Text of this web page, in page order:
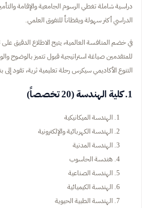
دراسية شاملة تغطي الرسوم الجامعية والإقامة
الدراسي أكثر سهولة ويقظاناً للتفوق العلمي.
في خضم المنافسة العالمية، يتيح الاطلاع الدقيق
للمتقدمين صياغة استراتيجية قبول تتميز بالوضوح
التنوع الأكاديمي سيكرس رحلة تعليمية ثرية، تقود
1. كلية الهندسة (20 تخصصاً)
الهندسة الميكانيكية
الهندسة الكهربائية والإلكترونية
الهندسة المدنية
هندسة الحاسوب
الهندسة الصناعية
الهندسة الكيميائية
الهندسة الطبية الحيوية